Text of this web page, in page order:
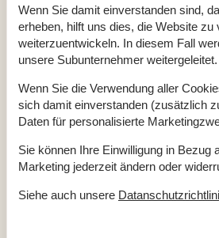
Auf der beliebten Urlaubsinsel Römö
umgeben von einer atemberaubend
landschaftlichen Vorzüge der Insel sind
genießen. Zudem locken viele
schöne Nordseestrände.
ÜberToftum
Wenn Sie damit einverstanden sind,
erheben, hilft uns dies, die Website zu
weiterzuentwickeln. In diesem Fall
unsere Subunternehmer weitergeleitet.
Wenn Sie die Verwendung aller
sich damit einverstanden (zusätzlich
Daten für personalisierte
Sie können Ihre Einwilligung in Bezug
Marketing jederzeit ändern oder
Siehe auch unsere